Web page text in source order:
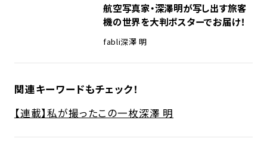
航空写真家・深澤明が写し出す旅客
機の世界を大判ポスターでお届け！
fabli深澤 明
関連キーワードもチェック！
【連載】私が撮ったこの一枚深澤 明